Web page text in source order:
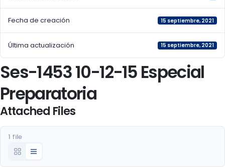
Fecha de creación 15 septiembre, 2021
Última actualización 15 septiembre, 2021
Ses-1453 10-12-15 Especial
Preparatoria
Attached Files
1 file